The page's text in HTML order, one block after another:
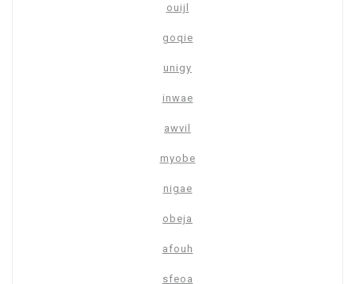
ouijl
goqie
unigy
inwae
awvil
myobe
nigae
obeja
afouh
sfeoa